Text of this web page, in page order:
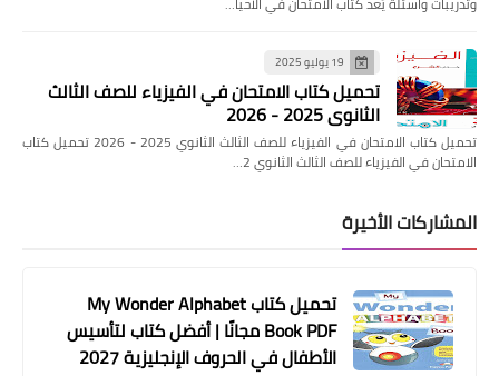
19 يوليو 2025
تحميل كتاب الامتحان في الفيزياء للصف الثالث
الثانوي 2025 - 2026
تحميل كتاب الامتحان في الفيزياء للصف الثالث الثانوي 2025 - 2026 تحميل كتاب
الامتحان في الفيزياء للصف الثالث الثانوي 2…
المشاركات الأخيرة
تحميل كتاب My Wonder Alphabet
Book PDF مجانًا | أفضل كتاب لتأسيس
الأطفال في الحروف الإنجليزية 2027